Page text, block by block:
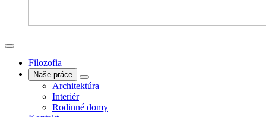
Filozofia
Naše práce
Architektúra
Interiér
Rodinné domy